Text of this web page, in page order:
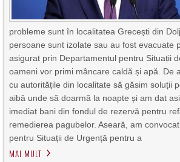
probleme sunt în localitatea Grecești din
persoane sunt izolate sau au fost evacuate
asigurat prin Departamentul pentru Situații
oameni vor primi mâncare caldă și apă. De
cu autoritățile din localitate să găsim soluții
aibă unde să doarmă la noapte și am dat
imediat bani din fondul de rezervă pentru
remedierea pagubelor. Aseară, am
pentru Situații de Urgență pentru a
MAI MULT